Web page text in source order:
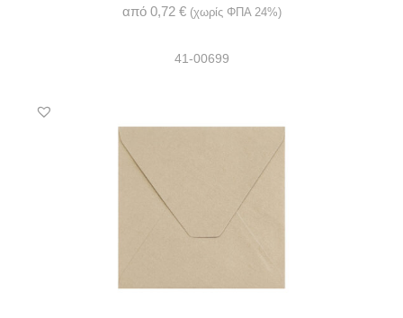
από 0,72 € (χωρίς ΦΠΑ 24%)
41-00699